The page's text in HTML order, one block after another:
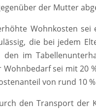
der Mutter
Wohnkosten
die bei jedem
im
sei mit 20
von rund 10
den Transport der